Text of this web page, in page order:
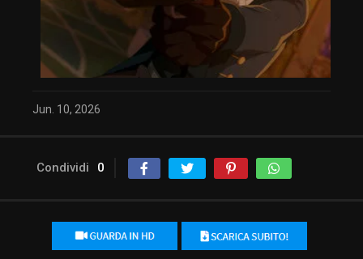
Jun. 10, 2026
Condividi 0